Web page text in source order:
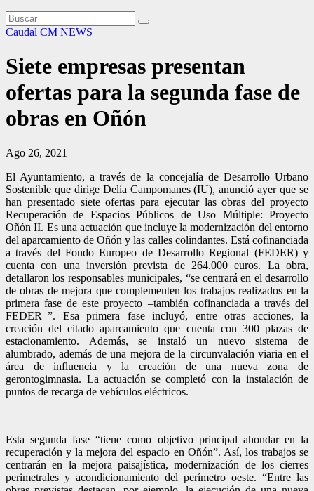
Caudal CM NEWS
Siete empresas presentan
ofertas para la segunda fase de
obras en Oñón
Ago 26, 2021
El Ayuntamiento, a través de la concejalía de Desarrollo Urbano
Sostenible que dirige Delia Campomanes (IU), anunció ayer que se
han presentado siete ofertas para ejecutar las obras del proyecto
Recuperación de Espacios Públicos de Uso Múltiple: Proyecto
Oñón II. Es una actuación que incluye la modernización del entorno
del aparcamiento de Oñón y las calles colindantes. Está cofinanciada
a través del Fondo Europeo de Desarrollo Regional (FEDER) y
cuenta con una inversión prevista de 264.000 euros. La obra,
detallaron los responsables municipales, “se centrará en el desarrollo
de obras de mejora que complementen los trabajos realizados en la
primera fase de este proyecto –también cofinanciada a través del
FEDER–”. Esa primera fase incluyó, entre otras acciones, la
creación del citado aparcamiento que cuenta con 300 plazas de
estacionamiento. Además, se instaló un nuevo sistema de
alumbrado, además de una mejora de la circunvalación viaria en el
área de influencia y la creación de una nueva zona de
gerontogimnasia. La actuación se completó con la instalación de
puntos de recarga de vehículos eléctricos.
Esta segunda fase “tiene como objetivo principal ahondar en la
recuperación y la mejora del espacio en Oñón”. Así, los trabajos se
centrarán en la mejora paisajística, modernización de los cierres
perimetrales y acondicionamiento del perímetro oeste. “Entre las